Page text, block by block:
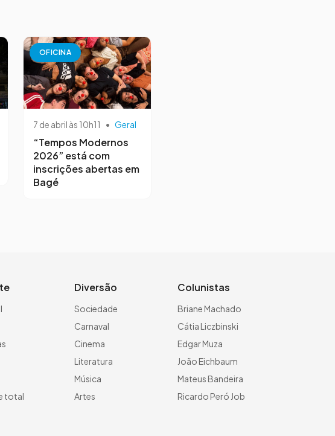
OFICINA
7 de abril às 10h11 • Geral
“Tempos Modernos
2026” está com
inscrições abertas em
Bagé
total
Diversão
Sociedade
Carnaval
Cinema
Literatura
Música
Artes
Colunistas
Briane Machado
Cátia Liczbinski
Edgar Muza
João Eichbaum
Mateus Bandeira
Ricardo Peró Job